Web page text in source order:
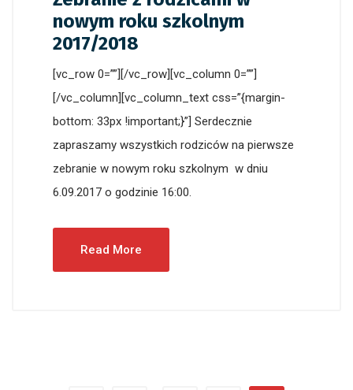
nowym roku szkolnym
2017/2018
[vc_row 0=””][/vc_row][vc_column 0=””]
[/vc_column][vc_column_text css=”{margin-
bottom: 33px !important;}”] Serdecznie
zapraszamy wszystkich rodziców na pierwsze
zebranie w nowym roku szkolnym w dniu
6.09.2017 o godzinie 16:00.
Read More